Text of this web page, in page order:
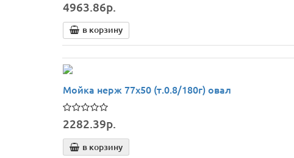
4963.86р.
в корзину
Мойка нерж 77х50 (т.0.8/180г) овал
2282.39р.
в корзину